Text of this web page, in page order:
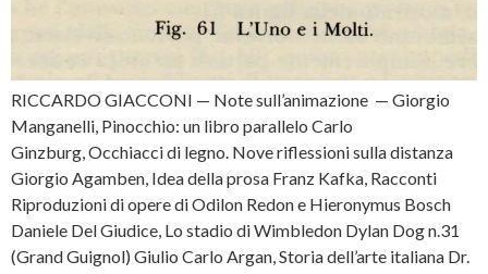
RICCARDO GIACCONI — Note sull’animazione — Giorgio
Manganelli, Pinocchio: un libro parallelo Carlo
Ginzburg, Occhiacci di legno. Nove riflessioni sulla distanza
Giorgio Agamben, Idea della prosa Franz Kafka, Racconti
Riproduzioni di opere di Odilon Redon e Hieronymus Bosch
Daniele Del Giudice, Lo stadio di Wimbledon Dylan Dog n.31
(Grand Guignol) Giulio Carlo Argan, Storia dell’arte italiana Dr.